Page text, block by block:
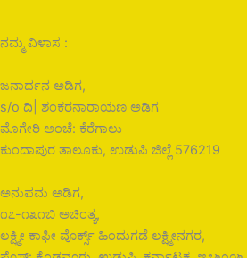
ನಮ್ಮ ವಿಳಾಸ :
ಜನಾರ್ದನ ಅಡಿಗ,
s/o ದಿ| ಶಂಕರನಾರಾಯಣ ಅಡಿಗ
ಮೊಗೇರಿ ಅಂಚೆ: ಕೆರೆಗಾಲು
ಕುಂದಾಪುರ ತಾಲೂಕು, ಉಡುಪಿ ಜಿಲ್ಲೆ 576219
ಅನುಪಮ ಅಡಿಗ,
೧೭-೧೩೧ಬಿ ಅಚಿಂತ್ಯ,
ಲಕ್ಷ್ಮೀ ಕಾಫೀ ವೊರ್ಕ್ಸ್ ಹಿಂದುಗಡೆ ಲಕ್ಷ್ಮೀನಗರ,